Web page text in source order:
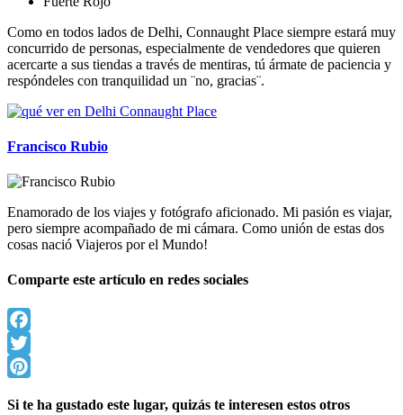
Como en todos lados de Delhi, Connaught Place siempre estará muy
concurrido de personas, especialmente de vendedores que quieren
acercarte a sus tiendas a través de mentiras, tú ármate de paciencia y
respóndeles con tranquilidad un ¨no, gracias¨.
Francisco Rubio
Enamorado de los viajes y fotógrafo aficionado. Mi pasión es viajar,
pero siempre acompañado de mi cámara. Como unión de estas dos
cosas nació Viajeros por el Mundo!
Comparte este artículo en redes sociales
Facebook
Twitter
Si te ha gustado este lugar, quizás te interesen estos otros